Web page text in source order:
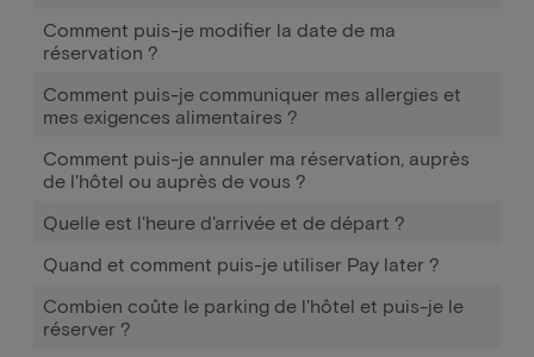
Comment puis-je modifier la date de ma
réservation ?
Comment puis-je communiquer mes allergies et
mes exigences alimentaires ?
Comment puis-je annuler ma réservation, auprès
de l'hôtel ou auprès de vous ?
Quelle est l'heure d'arrivée et de départ ?
Quand et comment puis-je utiliser Pay later ?
Combien coûte le parking de l'hôtel et puis-je le
réserver ?